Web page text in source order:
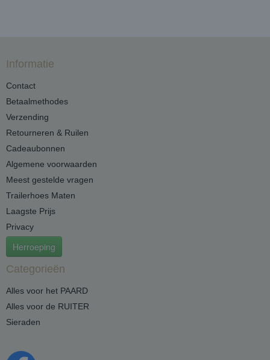
Informatie
Contact
Betaalmethodes
Verzending
Retourneren & Ruilen
Cadeaubonnen
Algemene voorwaarden
Meest gestelde vragen
Trailerhoes Maten
Laagste Prijs
Privacy
Herroeping
Categorieën
Alles voor het PAARD
Alles voor de RUITER
Sieraden